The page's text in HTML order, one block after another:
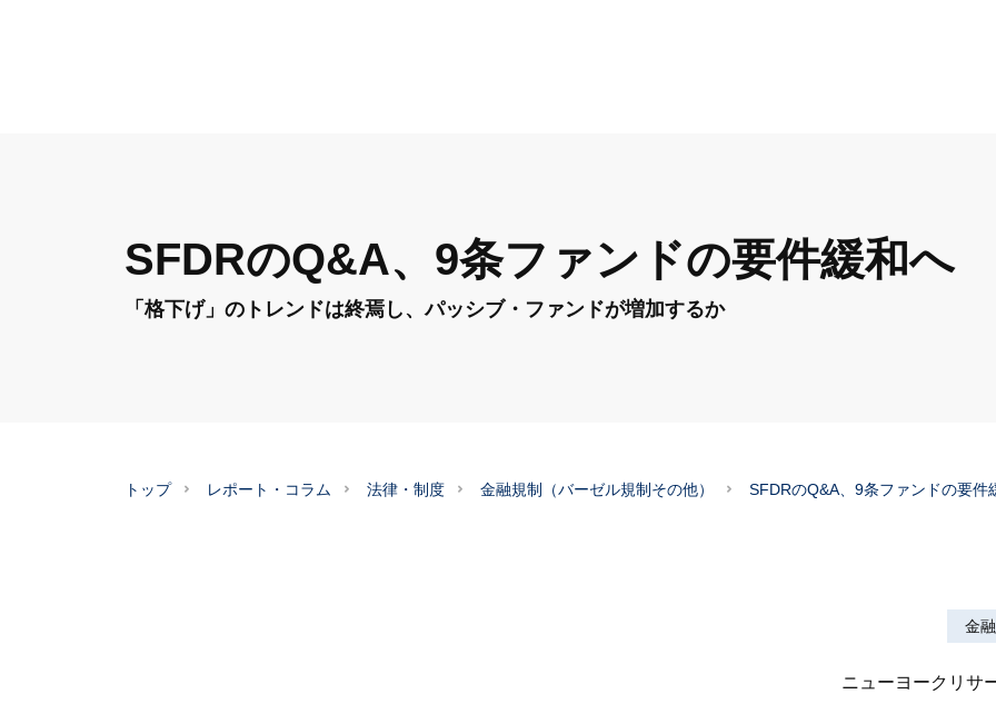
SFDRのQ&A、9条ファンドの要件緩和へ
「格下げ」のトレンドは終焉し、パッシブ・ファンドが増加するか
トップ レポート・コラム 法律・制度 金融規制（バーゼル規制その他） SFDRのQ&A、9条ファンドの要件
金
ニューヨークリサ